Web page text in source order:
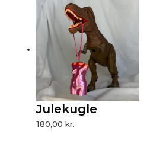
Julekugle
180,00kr.